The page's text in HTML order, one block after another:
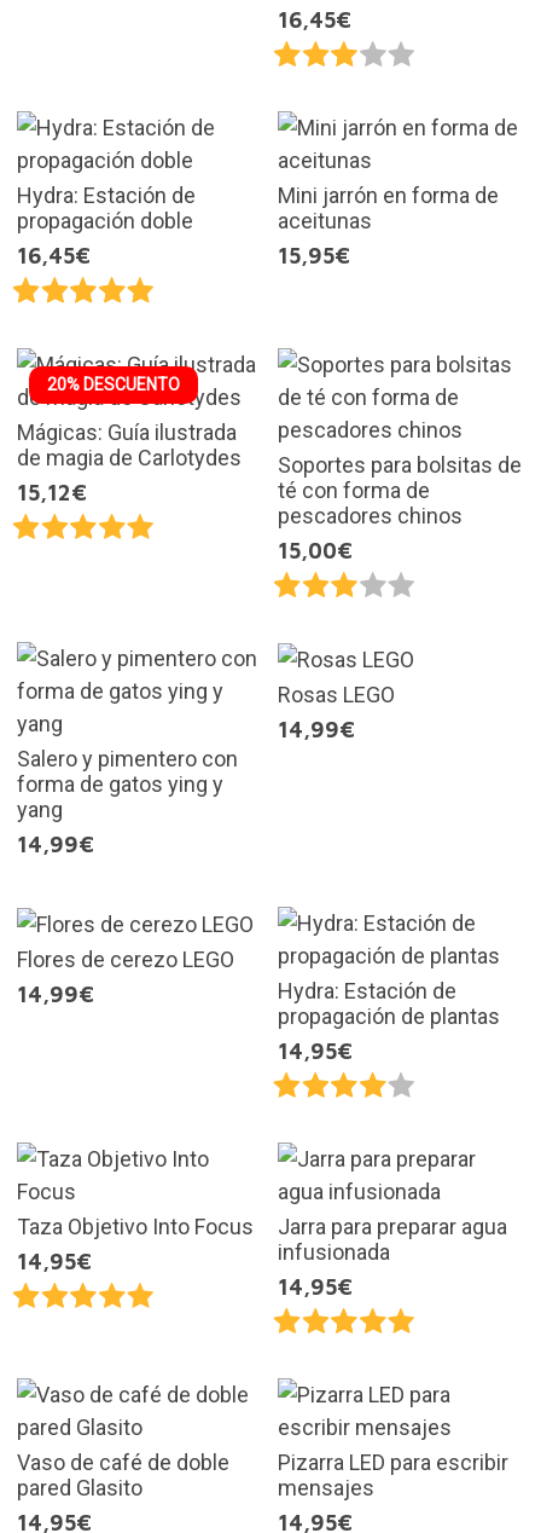
16,45€
Hydra: Estación de
propagación doble
16,45€
Mini jarrón en forma de
aceitunas
15,95€
20% DESCUENTO
Mágicas: Guía ilustrada
de magia de Carlotydes
15,12€
Soportes para bolsitas de
té con forma de
pescadores chinos
15,00€
Salero y pimentero con
forma de gatos ying y
yang
14,99€
Rosas LEGO
14,99€
Flores de cerezo LEGO
14,99€
Hydra: Estación de
propagación de plantas
14,95€
Taza Objetivo Into Focus
14,95€
Jarra para preparar agua
infusionada
14,95€
Vaso de café de doble
pared Glasito
14,95€
Pizarra LED para escribir
mensajes
14,95€